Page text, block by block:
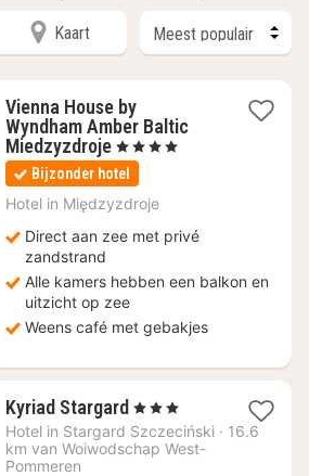
Kaart
Vienna House by
Wyndham Amber Baltic
Miedzyzdroje1
nacht
vanaf
€
, 4 Sterren
Bijzonder hotel
Hotel in Międzyzdroje
Direct aan zee met privé
zandstrand
Alle kamers hebben een balkon en
uitzicht op zee
Weens café met gebakjes
Kyriad Stargard 1
nacht
vanaf
, 3 Sterren
Hotel in Stargard Szczeciński · 16.6
km van Woiwodschap West-
Pommeren